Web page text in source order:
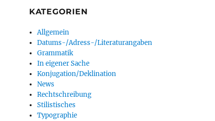
KATEGORIEN
Allgemein
Datums-/Adress-/Literaturangaben
Grammatik
In eigener Sache
Konjugation/Deklination
News
Rechtschreibung
Stilistisches
Typographie